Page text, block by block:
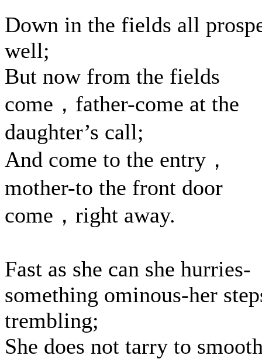
Down in the fields all
well;
But now from the fields
come，father-come at the
daughter’s call;
And come to the entry，
mother-to the front door
come，right away.
Fast as she can she hurries-
something ominous-her
trembling;
She does not tarry to